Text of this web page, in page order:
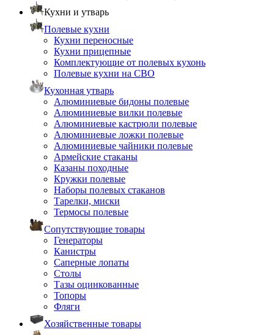
Кухни и утварь
Полевые кухни
Кухни переносные
Кухни прицепные
Комплектующие от полевых кухонь
Полевые кухни на СВО
Кухонная утварь
Алюминиевые бидоны полевые
Алюминиевые вилки полевые
Алюминиевые кастрюли полевые
Алюминиевые ложки полевые
Алюминиевые чайники полевые
Армейские стаканы
Казаны походные
Кружки полевые
Наборы полевых стаканов
Тарелки, миски
Термосы полевые
Сопутствующие товары
Генераторы
Канистры
Саперные лопаты
Столы
Тазы оцинкованные
Топоры
Фляги
Хозяйственные товары